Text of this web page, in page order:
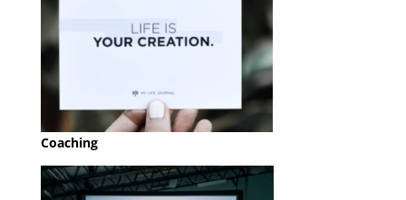
Coaching